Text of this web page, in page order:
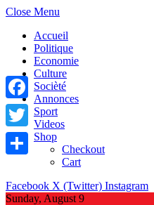
Close Menu
Accueil
Politique
Economie
Culture
Socièté
Annonces
Sport
Videos
Shop
Checkout
Cart
Facebook X (Twitter) Instagram
Sunday, August 9
Facebook
Twitter